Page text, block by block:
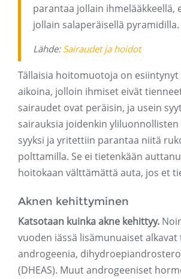
parantaa jollain ihmelääkkeellä,
jollain salaperäisellä pyramidilla.
Lähde: Sairaudetja hoidot
Tällaisia ​​hoitomuotoja on
aikoina, jolloin ihmiset eivät
sairaudet ovat peräisin, ja usein
sairauksia joidenkin
syyksi ja yritettiin parantaa niitä
polttamilla. Se ei tietenkään
hoitokaan välttämättä auta, jos et
Aknen kehittyminen
Katsotaan kuinka akne kehittyy.
vuoden iässä lisämunuaiset
androgeenia,
(DHEAS). Muut androgeeniset